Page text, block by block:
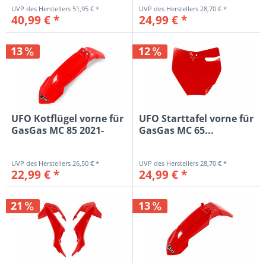
51,95 € *
40,99 € *
28,70 € *
24,99 € *
13
UFO Kotflügel vorne für
GasGas MC 85 2021-
26,50 € *
22,99 € *
12
UFO Starttafel vorne für
GasGas MC 65...
28,70 € *
24,99 € *
21 13